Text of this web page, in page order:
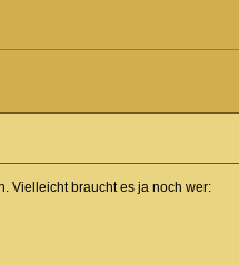
Vielleicht braucht es ja noch wer: